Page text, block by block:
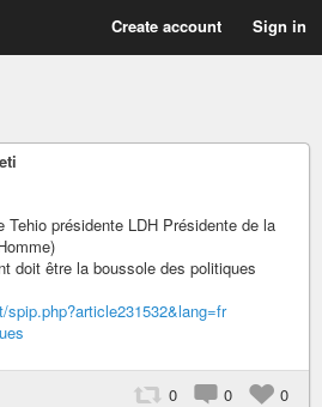
Create account Sign in
Tehio présidente LDH Présidente de la
doit être la boussole des politiques
0 0 0